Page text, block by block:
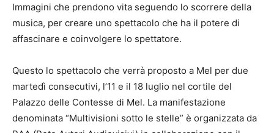
Immagini che prendono vita seguendo lo scorrere della
musica, per creare uno spettacolo che ha il potere di
affascinare e coinvolgere lo spettatore.
Questo lo spettacolo che verrà proposto a Mel per due
martedì consecutivi, l’11 e il 18 luglio nel cortile del
Palazzo delle Contesse di Mel. La manifestazione
denominata “Multivisioni sotto le stelle” è organizzata da